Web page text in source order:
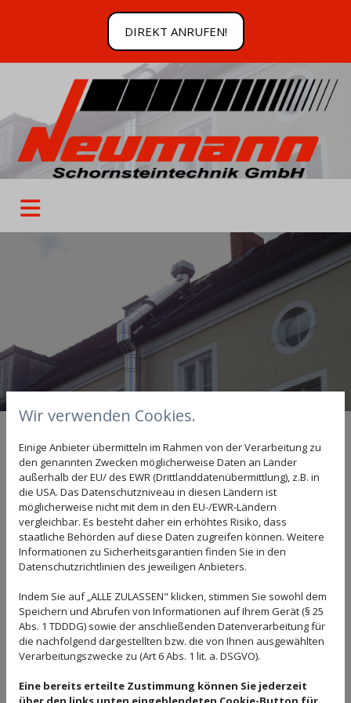
DIREKT ANRUFEN!
WIR ÜBER UNS
Ihr Spezialist mit mehr als 20 Jahren
Erfahrung - Neumann
Schornsteintechnik
Nicht umsonst genießen wir den Ruf als
Spezialist für Kamin- und Schornsteintechnik
mit dentechnischen Lösungen für
Hausschornsteine- und in diesem Zeitraum hat
sich vieles verändert. Insbesondere das Thema
Nachhaltigkeit
was sich einerseits in derAbgastechnik
Wir verwenden Cookies.
Einige Anbieter übermitteln im Rahmen von der Verarbeitung zu
den genannten Zwecken möglicherweise Daten an Länder
außerhalb der EU/ des EWR (Drittlanddatenübermittlung), z.B. in
die USA. Das Datenschutzniveau in diesen Ländern ist
möglicherweise nicht mit dem in den EU-/EWR-Ländern
vergleichbar. Es besteht daher ein erhöhtes Risiko, dass
staatliche Behörden auf diese Daten zugreifen können. Weitere
Informationen zu Sicherheitsgarantien finden Sie in den
Datenschutzrichtlinien des jeweiligen Anbieters.
Indem Sie auf „ALLE ZULASSEN" klicken, stimmen Sie sowohl dem
Speichern und Abrufen von Informationen auf Ihrem Gerät (§ 25
Abs. 1 TDDDG) sowie der anschließenden Datenverarbeitung für
die nachfolgend dargestellten bzw. die von Ihnen ausgewählten
Verarbeitungszwecke zu (Art 6 Abs. 1 lit. a. DSGVO).
Eine bereits erteilte Zustimmung können Sie jederzeit